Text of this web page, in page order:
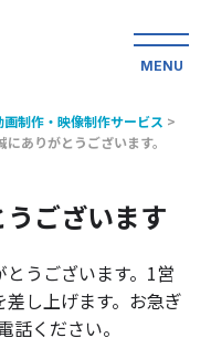
MENU
画制作・映像制作サービス >
ありがとうございます。
ございます
うございます。 1営
し上げます。 お急ぎ
ください。